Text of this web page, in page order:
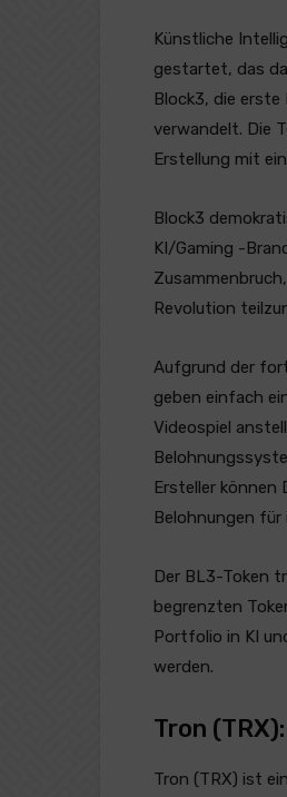
Künstliche
gestartet, das
Block3, die erste
verwandelt. Die
Erstellung mit
Block3
KI/Gaming -
Revolution
Aufgrund der
geben einfach
Videospiel
Ersteller können
Belohnungen für
Der BL3-Token
begrenzten
Portfolio in KI
werden.
Tron
Tron (TRX) ist